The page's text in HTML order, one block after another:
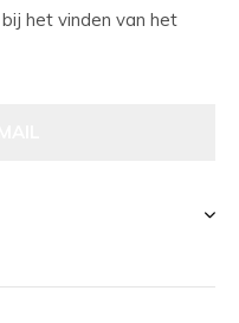
het vinden van het